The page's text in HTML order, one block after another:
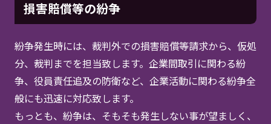
損害賠償等の紛争
紛争発生時には、裁判外での損害賠償等請求から、仮処
分、裁判までを担当致します。企業間取引に関わる紛
争、役員責任追及の防衛など、企業活動に関わる紛争全
般にも迅速に対応致します。
もっとも、紛争は、そもそも発生しない事が望ましく、